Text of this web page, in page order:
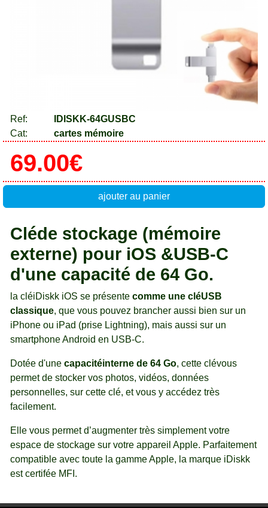
Ref:
IDISKK-64GUSBC
Cat:
cartes mémoire
69.00€
ajouter au panier
Cléde stockage (mémoire
externe) pour iOS &USB-C
d'une capacité de 64 Go.
la cléiDiskk iOS se présente comme une cléUSB
classique, que vous pouvez brancher aussi bien sur un
iPhone ou iPad (prise Lightning), mais aussi sur un
smartphone Android en USB-C.
Dotée d'une capacitéinterne de 64 Go, cette clévous
permet de stocker vos photos, vidéos, données
personnelles, sur cette clé, et vous y accédez très
facilement.
Elle vous permet d’augmenter très simplement votre
espace de stockage sur votre appareil Apple. Parfaitement
compatible avec toute la gamme Apple, la marque iDiskk
est certifée MFI.